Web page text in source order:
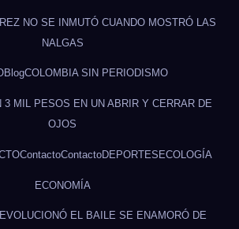
NO SE INMUTÓ CUANDO MOSTRÓ LAS
NALGAS
BlogCOLOMBIA SIN PERIODISMO
3 MIL PESOS EN UN ABRIR Y CERRAR DE
OJOS
ContactoContactoDEPORTES ECOLOGÍA
ECONOMÍA
EL BAILE SE ENAMORÓ DE